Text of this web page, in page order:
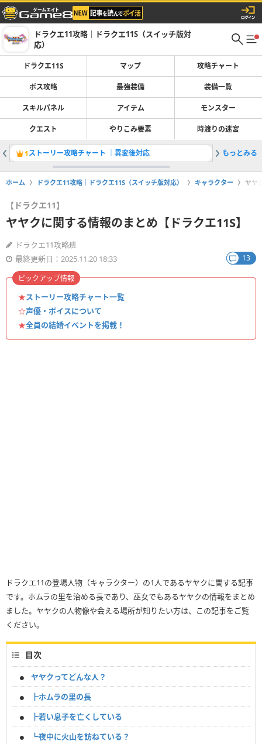
ドラクエ11攻略｜ドラクエ11S（スイッチ版対
応）
ドラクエ11S マップ 攻略チャート
ボス攻略 最強装備 装備一覧
スキルパネル アイテム モンスター
クエスト やりこみ要素 時渡りの迷宮
1ストーリー攻略チャート ｜異変後対応 2全クエ
もっとみる
ホーム ドラクエ11攻略｜ドラクエ11S（スイッチ版対応） キャラクター ヤヤ
【ドラクエ11】
ヤヤクに関する情報のまとめ【ドラクエ11S】
ドラクエ11攻略班
最終更新日：2025.11.20 18:33
13
★ストーリー攻略チャート一覧
☆声優・ボイスについて
★全員の結婚イベントを掲載！
ピックアップ情報
ドラクエ11の登場人物（キャラクター）の1人であるヤヤクに関する記事
です。ホムラの里を治める長であり、巫女でもあるヤヤクの情報をまとめ
ました。ヤヤクの人物像や会える場所が知りたい方は、この記事をご覧
ください。
目次
ヤヤクってどんな人？
┣ホムラの里の長
┣若い息子を亡くしている
┗夜中に火山を訪ねている？